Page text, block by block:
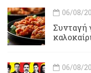
06/08/
Συνταγή
06/08/